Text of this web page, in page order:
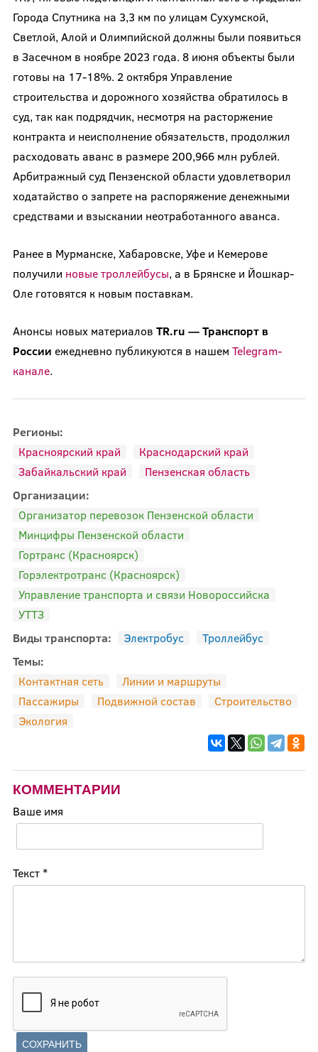
Города Спутника на 3,3 км по улицам Сухумской,
Светлой, Алой и Олимпийской должны были появиться
в Засечном в ноябре 2023 года. 8 июня объекты были
готовы на 17-18%. 2 октября Управление
строительства и дорожного хозяйства обратилось в
суд, так как подрядчик, несмотря на расторжение
контракта и неисполнение обязательств, продолжил
расходовать аванс в размере 200,966 млн рублей.
Арбитражный суд Пензенской области удовлетворил
ходатайство о запрете на распоряжение денежными
средствами и взыскании неотработанного аванса.
Ранее в Мурманске, Хабаровске, Уфе и Кемерове
получили новые троллейбусы, а в Брянске и Йошкар-
Оле готовятся к новым поставкам.
Анонсы новых материалов TR.ru — Транспорт в
России ежедневно публикуются в нашем Telegram-
канале.
Регионы:
Красноярский край
Краснодарский край
Забайкальский край
Пензенская область
Организации:
Организатор перевозок Пензенской области
Минцифры Пензенской области
Гортранс (Красноярск)
Горэлектротранс (Красноярск)
Управление транспорта и связи Новороссийска
УТТЗ
Виды транспорта:
Электробус
Троллейбус
Темы:
Контактная сеть
Линии и маршруты
Пассажиры
Подвижной состав
Строительство
Экология
КОММЕНТАРИИ
Ваше имя
Текст *